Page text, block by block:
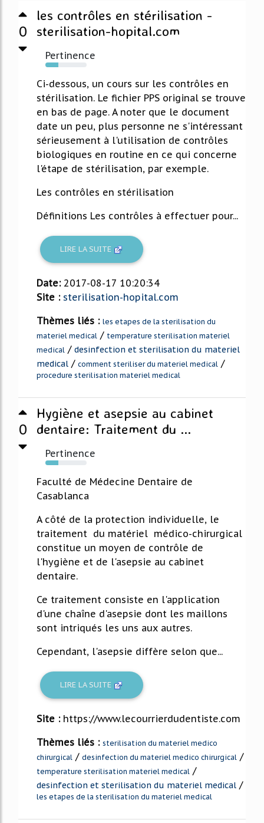
0
les contrôles en stérilisation -
sterilisation-hopital.com
Pertinence
32%
Ci-dessous, un cours sur les contrôles en
stérilisation. Le fichier PPS original se trouve
en bas de page. A noter que le document
date un peu, plus personne ne s'intéressant
sérieusement à l'utilisation de contrôles
biologiques en routine en ce qui concerne
l'étape de stérilisation, par exemple.
Les contrôles en stérilisation
Définitions Les contrôles à effectuer pour...
LIRE LA SUITE
Date: 2017-08-17 10:20:34
Site : sterilisation-hopital.com
Thèmes liés : les etapes de la sterilisation du
materiel medical / temperature sterilisation materiel
medical / desinfection et sterilisation du materiel
medical / comment steriliser du materiel medical /
procedure sterilisation materiel medical
0
Hygiène et asepsie au cabinet
dentaire: Traitement du ...
Pertinence
31%
Faculté de Médecine Dentaire de
Casablanca
A côté de la protection individuelle, le
traitement du matériel médico-chirurgical
constitue un moyen de contrôle de
l'hygiène et de l'asepsie au cabinet
dentaire.
Ce traitement consiste en l'application
d'une chaîne d'asepsie dont les maillons
sont intriqués les uns aux autres.
Cependant, l'asepsie diffère selon que...
LIRE LA SUITE
Site : https://www.lecourrierdudentiste.com
Thèmes liés : sterilisation du materiel medico
chirurgical / desinfection du materiel medico chirurgical /
temperature sterilisation materiel medical /
desinfection et sterilisation du materiel medical /
les etapes de la sterilisation du materiel medical